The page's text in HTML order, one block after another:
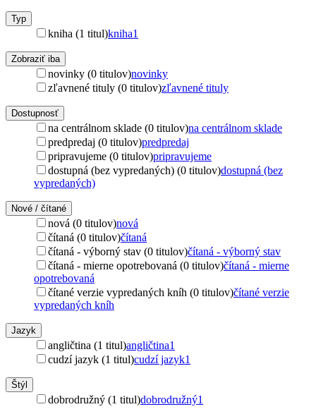
Typ
kniha (1 titul)kniha1
Zobraziť iba
novinky (0 titulov)novinky
zľavnené tituly (0 titulov)zľavnené tituly
Dostupnosť
na centrálnom sklade (0 titulov)na centrálnom sklade
predpredaj (0 titulov)predpredaj
pripravujeme (0 titulov)pripravujeme
dostupná (bez vypredaných) (0 titulov)dostupná (bez
vypredaných)
Nové / čítané
nová (0 titulov)nová
čítaná (0 titulov)čítaná
čítaná - výborný stav (0 titulov)čítaná - výborný stav
čítaná - mierne opotrebovaná (0 titulov)čítaná - mierne
opotrebovaná
čítané verzie vypredaných kníh (0 titulov)čítané verzie
vypredaných kníh
Jazyk
angličtina (1 titul)angličtina1
cudzí jazyk (1 titul)cudzí jazyk1
Štýl
dobrodružný (1 titul)dobrodružný1